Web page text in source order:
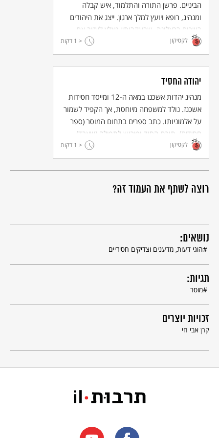
רוצה לשתף את העמוד זה?
הביניים. פרשן התורה והתלמוד, איש קבלה
ומנהיג, רופא ויועץ למלך ארגון. ייצג את היהודים
בוויכוח ברצלונה, שבעקבותיו נאלץ לעזוב את
ספרד ועלה לארץ ישראל.
לקסיקון < 1 דקות
יהודה החסיד
מנהיג יהדות אשכנז במאה ה-12 ומייסד חסידות
אשכנז. נולד למשפחה מיוחסת, אך הקפיד לשמור
על אלמוניותו. כתב ספרים בתחום המוסר (ספר
חסידים), תורת הסוד ופירוש לתפילה (שאבד).
לקסיקון < 1 דקות
נושאים:
הוגי דעות, מדענים וצדיקים חסידיים
תגיות:
מוסר
זכויות יוצרים
קרן אבי חי